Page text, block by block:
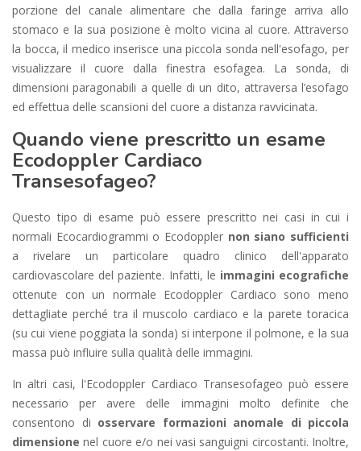
porzione del canale alimentare che dalla faringe arriva allo
stomaco e la sua posizione è molto vicina al cuore. Attraverso
la bocca, il medico inserisce una piccola sonda nell'esofago, per
visualizzare il cuore dalla finestra esofagea. La sonda, di
dimensioni paragonabili a quelle di un dito, attraversa l’esofago
ed effettua delle scansioni del cuore a distanza ravvicinata.
Quando viene prescritto un esame
Ecodoppler Cardiaco
Transesofageo?
Questo tipo di esame può essere prescritto nei casi in cui i
normali Ecocardiogrammi o Ecodoppler non siano sufficienti
a rivelare un particolare quadro clinico dell'apparato
cardiovascolare del paziente. Infatti, le immagini ecografiche
ottenute con un normale Ecodoppler Cardiaco sono meno
dettagliate perché tra il muscolo cardiaco e la parete toracica
(su cui viene poggiata la sonda) si interpone il polmone, e la sua
massa può influire sulla qualità delle immagini.
In altri casi, l'Ecodoppler Cardiaco Transesofageo può essere
necessario per avere delle immagini molto definite che
consentono di osservare formazioni anomale di piccola
dimensione nel cuore e/o nei vasi sanguigni circostanti. Inoltre,